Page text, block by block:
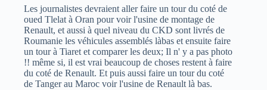
Les journalistes devraient aller faire un tour du coté de
oued Tlelat à Oran pour voir l'usine de montage de
Renault, et aussi à quel niveau du CKD sont livrés de
Roumanie les véhicules assemblés làbas et ensuite faire
un tour à Tiaret et comparer les deux; Il n' y a pas photo
!! même si, il est vrai beaucoup de choses restent à faire
du coté de Renault. Et puis aussi faire un tour du coté
de Tanger au Maroc voir l'usine de Renault là bas.